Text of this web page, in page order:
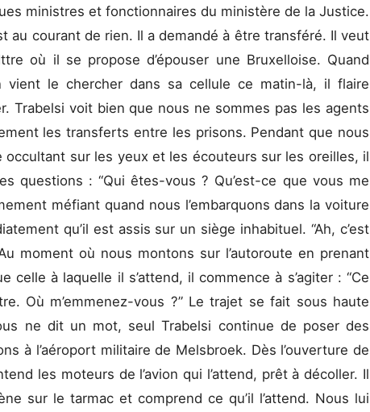
ministres et fonctionnaires du ministère de la Justice.
au courant de rien. Il a demandé à être transféré. Il veut
où il se propose d’épouser une Bruxelloise. Quand
vient le chercher dans sa cellule ce matin-là, il flaire
Trabelsi voit bien que nous ne sommes pas les agents
les transferts entre les prisons. Pendant que nous
occultant sur les yeux et les écouteurs sur les oreilles, il
questions : “Qui êtes-vous ? Qu’est-ce que vous me
méfiant quand nous l’embarquons dans la voiture
qu’il est assis sur un siège inhabituel. “Ah, c’est
moment où nous montons sur l’autoroute en prenant
celle à laquelle il s’attend, il commence à s’agiter : “Ce
Où m’emmenez-vous ?” Le trajet se fait sous haute
ne dit un mot, seul Trabelsi continue de poser des
à l’aéroport militaire de Melsbroek. Dès l’ouverture de
les moteurs de l’avion qui l’attend, prêt à décoller. Il
sur le tarmac et comprend ce qu’il l’attend. Nous lui